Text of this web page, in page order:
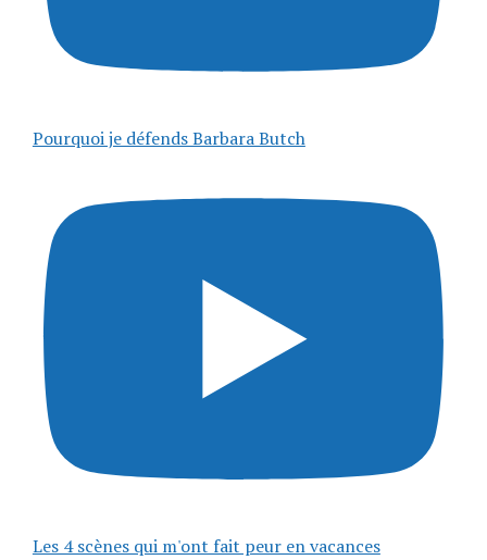
Pourquoi je défends Barbara Butch
Les 4 scènes qui m'ont fait peur en vacances